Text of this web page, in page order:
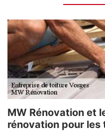
MW Rénovation et
rénovation pour les